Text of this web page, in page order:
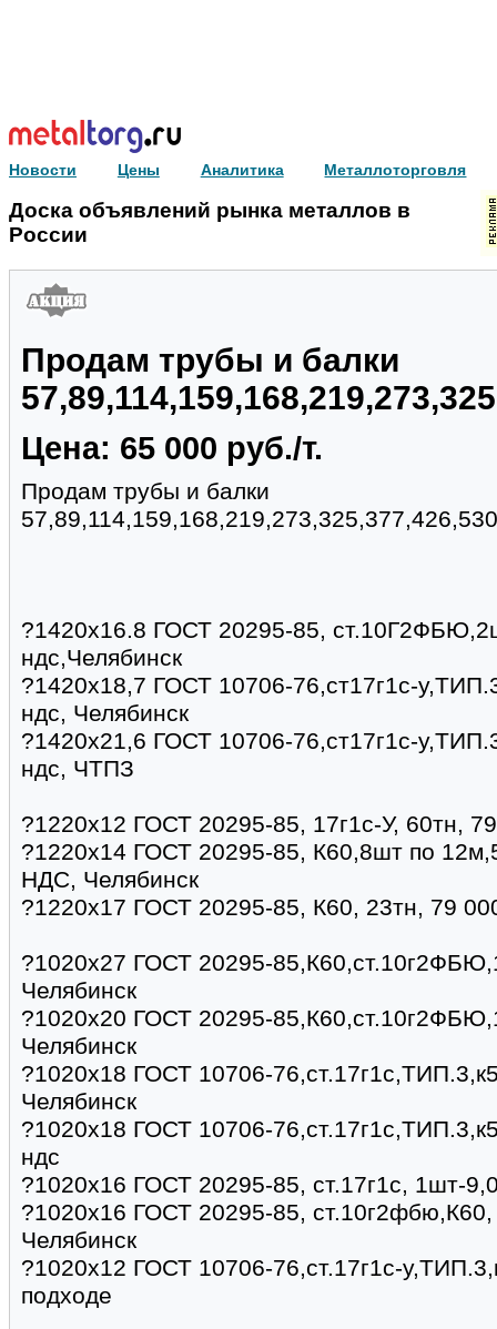
Новости Цены Аналитика Металлоторговля
Доска объявлений рынка металлов в
России
Продам трубы и балки
Цена: 65 000 руб./т.
Продам трубы и балки
?1420х16.8 ГОСТ 20295-85,
ндс,Челябинск
?1420х18,7 ГОСТ 10706-76,ст17г1с-
ндс, Челябинск
?1420х21,6 ГОСТ 10706-76,ст17г1с-
ндс, ЧТПЗ
?1220х12 ГОСТ 20295-85, 17г1с-У, 60тн,
?1220х14 ГОСТ 20295-85, К60,8шт по
НДC, Челябинск
?1220х17 ГОСТ 20295-85, К60, 23тн, 79
?1020х27 ГОСТ 20295-
Челябинск
?1020х20 ГОСТ 20295-
Челябинск
?1020х18 ГОСТ 10706-
Челябинск
?1020х18 ГОСТ 10706-
ндс
?1020х16 ГОСТ 20295-85, ст.17г1с, 1шт-
?1020х16 ГОСТ 20295-85,
Челябинск
?1020х12 ГОСТ 10706-76,ст.17г1с-
подходе